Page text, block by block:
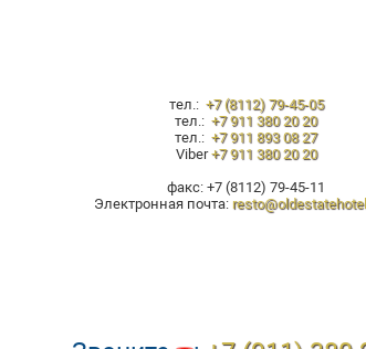
Заказать банкет или фуршет